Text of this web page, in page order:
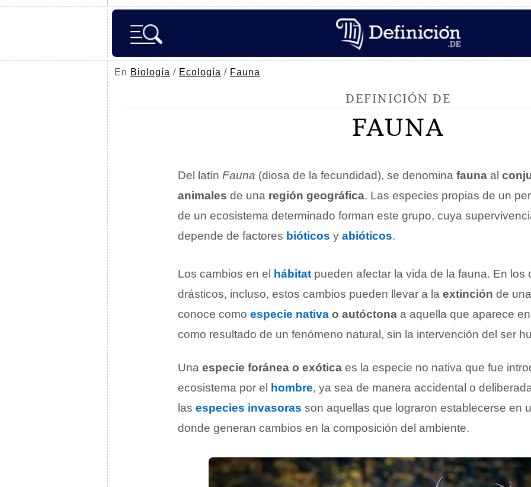
En Biología / Ecología / Fauna
DEFINICIÓN DE
FAUNA
Del latín Fauna (diosa de la fecundidad), se denomina fauna al
animales de una región geográfica. Las especies propias de un
de un ecosistema determinado forman este grupo, cuya
depende de factores bióticos y abióticos.
Los cambios en el hábitat pueden afectar la vida de la fauna. En los
drásticos, incluso, estos cambios pueden llevar a la extinción de
conoce como especie nativa o autóctona a aquella que aparece
como resultado de un fenómeno natural, sin la intervención del ser
Una especie foránea o exótica es la especie no nativa que fue
ecosistema por el
hombre, ya sea de manera accidental o
las especies invasoras son aquellas que lograron establecerse en
donde generan cambios en la composición del ambiente.